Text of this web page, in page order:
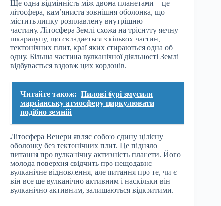
Ще одна відмінність між двома планетами – це
літосфера, кам’яниста зовнішня оболонка, що
містить липку розплавлену внутрішню
частину. Літосфера Землі схожа на тріснуту яєчну
шкаралупу, що складається з кількох частин,
тектонічних плит, краї яких стираються одна об
одну. Більша частина вулканічної діяльності Землі
відбувається вздовж цих кордонів.
Читайте також: Пилові бурі змусили
марсіанську атмосферу циркулювати
подібно земній
Літосфера Венери являє собою єдину цілісну
оболонку без тектонічних плит. Це підняло
питання про вулканічну активність планети. Його
молода поверхня свідчить про нещодавнє
вулканічне відновлення, але питання про те, чи є
він все ще вулканічно активним і наскільки він
вулканічно активним, залишаються відкритими.